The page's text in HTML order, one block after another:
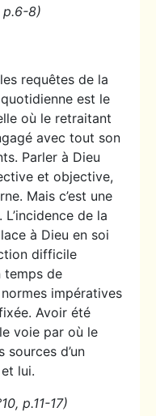
p.6-8)
requêtes de la
est le
où le retraitant
avec tout son
Parler à Dieu
et objective,
Mais c’est une
de la
à Dieu en soi
difficile
temps de
impératives
Avoir été
voie par où le
d’un
lui.
p.11-17)